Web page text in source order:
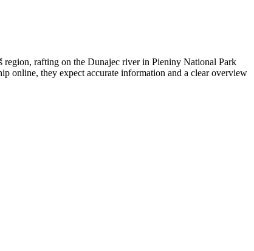
region, rafting on the Dunajec river in Pieniny National Park
online, they expect accurate information and a clear overview